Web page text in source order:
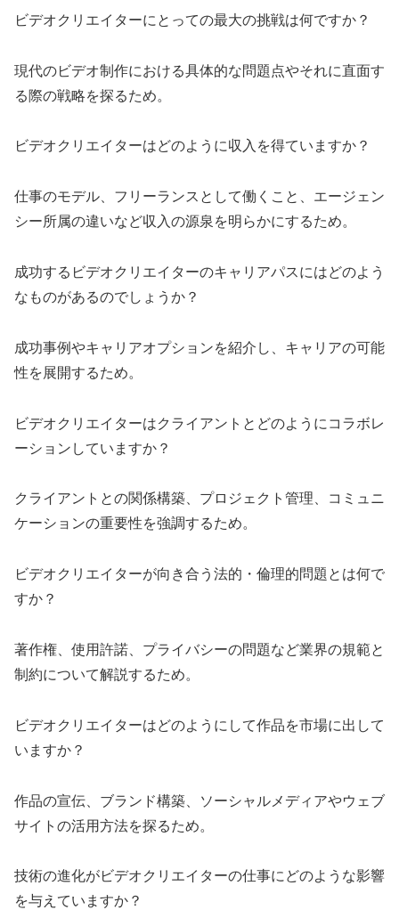
ビデオクリエイターにとっての最大の挑戦は何ですか？
現代のビデオ制作における具体的な問題点やそれに直面す
る際の戦略を探るため。
ビデオクリエイターはどのように収入を得ていますか？
仕事のモデル、フリーランスとして働くこと、エージェン
シー所属の違いなど収入の源泉を明らかにするため。
成功するビデオクリエイターのキャリアパスにはどのよう
なものがあるのでしょうか？
成功事例やキャリアオプションを紹介し、キャリアの可能
性を展開するため。
ビデオクリエイターはクライアントとどのようにコラボレ
ーションしていますか？
クライアントとの関係構築、プロジェクト管理、コミュニ
ケーションの重要性を強調するため。
ビデオクリエイターが向き合う法的・倫理的問題とは何で
すか？
著作権、使用許諾、プライバシーの問題など業界の規範と
制約について解説するため。
ビデオクリエイターはどのようにして作品を市場に出して
いますか？
作品の宣伝、ブランド構築、ソーシャルメディアやウェブ
サイトの活用方法を探るため。
技術の進化がビデオクリエイターの仕事にどのような影響
を与えていますか？